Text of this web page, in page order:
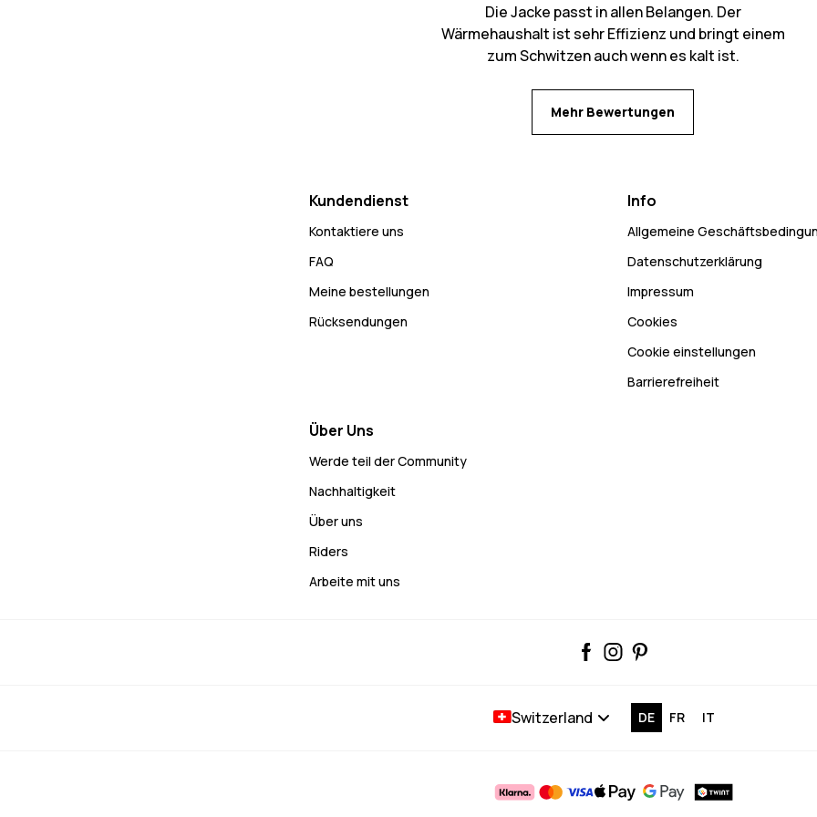
Die Jacke passt in allen Belangen. Der
Wärmehaushalt ist sehr Effizienz und bringt einem
zum Schwitzen auch wenn es kalt ist.
Mehr Bewertungen
Kundendienst
Kontaktiere uns
FAQ
Meine bestellungen
Rücksendungen
Info
Allgemeine
Datenschutzerklärung
Impressum
Cookies
Cookie einstellungen
Barrierefreiheit
Über Uns
Werde teil der Community
Nachhaltigkeit
Über uns
Riders
Arbeite mit uns
DE FR IT
Switzerland